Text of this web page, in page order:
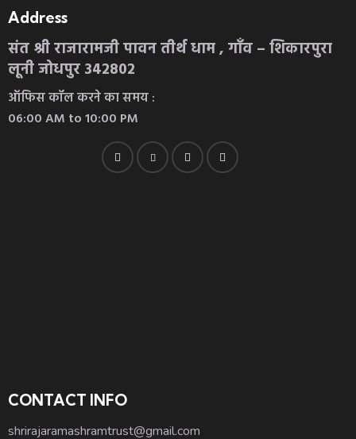
Address
संत श्री राजारामजी पावन तीर्थ धाम , गाँव – शिकारपुरा
लूनी जोधपुर 342802
ऑफिस कॉल करने का समय :
06:00 AM to 10:00 PM
CONTACT INFO
shrirajaramashramtrust@gmail.com